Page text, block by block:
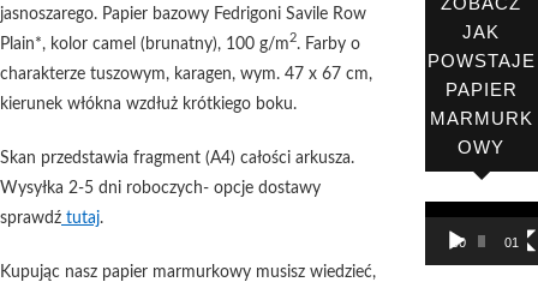
jasnoszarego. Papier bazowy Fedrigoni Savile Row
Plain*, kolor camel (brunatny), 100 g/m2. Farby o
charakterze tuszowym, karagen, wym. 47 x 67 cm,
kierunek włókna wzdłuż krótkiego boku.
Skan przedstawia fragment (A4) całości arkusza.
Wysyłka 2-5 dni roboczych- opcje dostawy
sprawdź tutaj.
Kupując nasz papier marmurkowy musisz wiedzieć,
JAK
POWSTAJE
PAPIER
MARMURK
OWY
Odtwarzacz
video00:00 01:00